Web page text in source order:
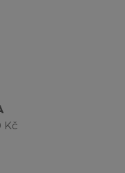
Kč